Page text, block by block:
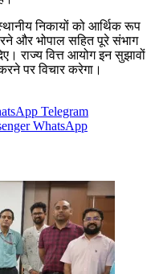
निकायों को आर्थिक रूप
और भोपाल सहित पूरे संभाग
राज्य वित्त आयोग इन सुझावों
पर विचार करेगा।
Telegram
WhatsApp